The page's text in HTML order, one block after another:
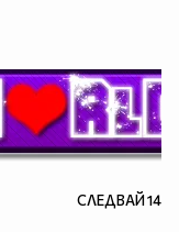
СЛЕДВАЙ14